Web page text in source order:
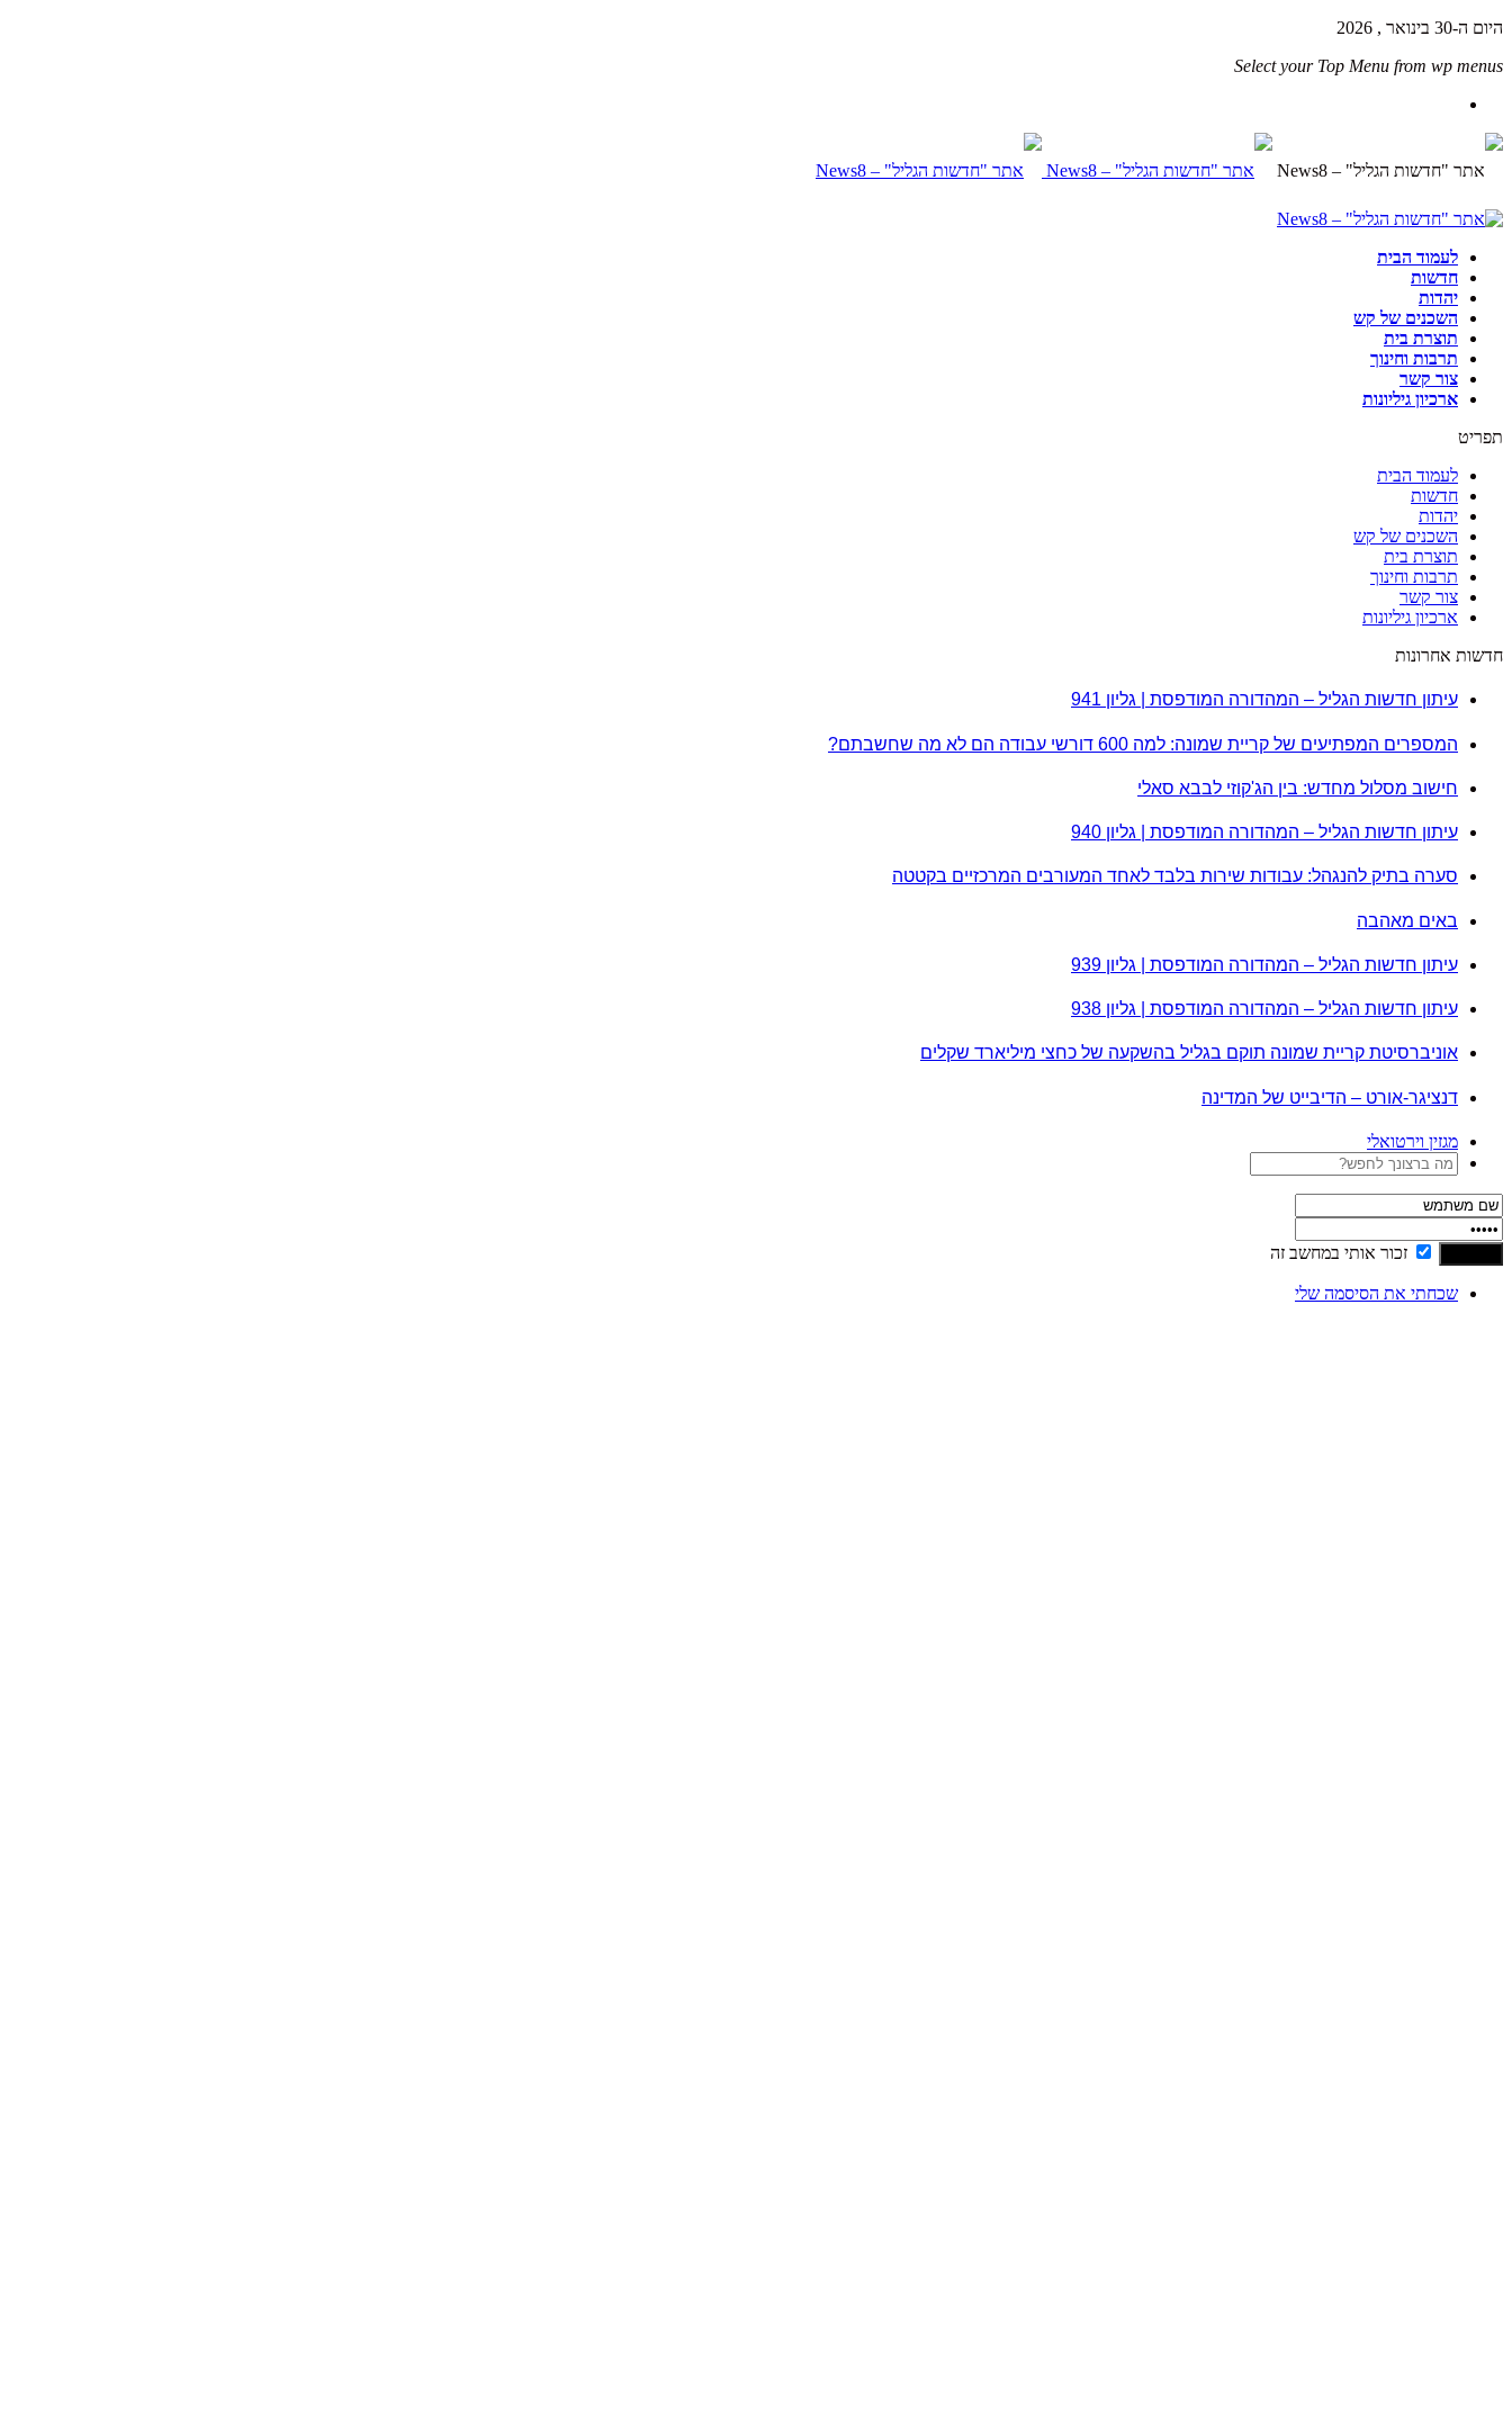
היום ה-30 בינואר , 2026
Select your Top Menu from wp menus
לעמוד הבית
חדשות
יהדות
השכנים של קש
תוצרת בית
תרבות וחינוך
צור קשר
ארכיון גיליונות
תפריט
לעמוד הבית
חדשות
יהדות
השכנים של קש
תוצרת בית
תרבות וחינוך
צור קשר
ארכיון גיליונות
חדשות אחרונות
עיתון חדשות הגליל – המהדורה המודפסת | גליון 941
המספרים המפתיעים של קריית שמונה: למה 600 דורשי עבודה הם לא מה שחשבתם?
חישוב מסלול מחדש: בין הג'קוזי לבבא סאלי
עיתון חדשות הגליל – המהדורה המודפסת | גליון 940
סערה בתיק להנגהל: עבודות שירות בלבד לאחד המעורבים המרכזיים בקטטה
באים מאהבה
עיתון חדשות הגליל – המהדורה המודפסת | גליון 939
עיתון חדשות הגליל – המהדורה המודפסת | גליון 938
אוניברסיטת קריית שמונה תוקם בגליל בהשקעה של כחצי מיליארד שקלים
דנציגר-אורט – הדיבייט של המדינה
מגזין וירטואלי
זכור אותי במחשב זה
שכחתי את הסיסמה שלי